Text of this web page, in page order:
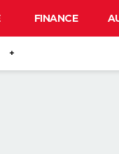
FINANCE
+